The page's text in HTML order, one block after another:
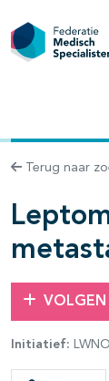
Terug naar
VOLGEN
Initiatief:
binnen